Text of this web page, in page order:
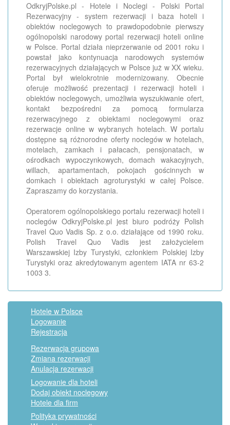
OdkryjPolske.pl - Hotele i Noclegi - Polski Portal
Rezerwacyjny - system rezerwacji i baza hoteli i
obiektów noclegowych to prawdopodobnie pierwszy
ogólnopolski narodowy portal rezerwacji hoteli online
w Polsce. Portal działa nieprzerwanie od 2001 roku i
powstał jako kontynuacja narodowych systemów
rezerwacyjnych działających w Polsce już w XX wieku.
Portal był wielokrotnie modernizowany. Obecnie
oferuje możliwość prezentacji i rezerwacji hoteli i
obiektów noclegowych, umożliwia wyszukiwanie ofert,
kontakt bezpośredni za pomocą formularza
rezerwacyjnego z obiektami noclegowymi oraz
rezerwacje online w wybranych hotelach. W portalu
dostępne są różnorodne oferty noclegów w hotelach,
motelach, zamkach i pałacach, pensjonatach, w
ośrodkach wypoczynkowych, domach wakacyjnych,
willach, apartamentach, pokojach gościnnych w
domkach i obiektach agroturystyki w całej Polsce.
Zapraszamy do korzystania.
Operatorem ogólnopolskiego portalu rezerwacji hoteli i
noclegów OdkryjPolske.pl jest biuro podróży Polish
Travel Quo Vadis Sp. z o.o. działające od 1990 roku.
Polish Travel Quo Vadis jest założycielem
Warszawskiej Izby Turystyki, członkiem Polskiej Izby
Turystyki oraz akredytowanym agentem IATA nr 63-2
1003 3.
Hotele w Polsce
Logowanie
Rejestracja
Rezerwacja grupowa
Zmiana rezerwacji
Anulacja rezerwacji
Logowanie dla hoteli
Dodaj obiekt noclegowy
Hotele dla firm
Polityka prywatności